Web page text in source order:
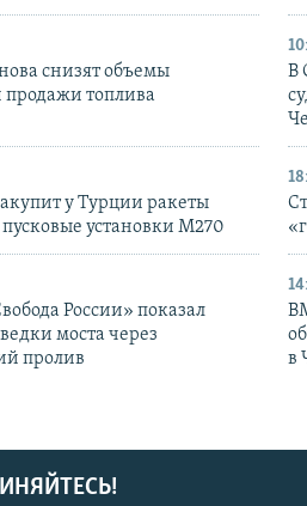
снизят объемы
продажи топлива
В
у Турции ракеты
пусковые установки M270
России» показал
моста через
пролив
в